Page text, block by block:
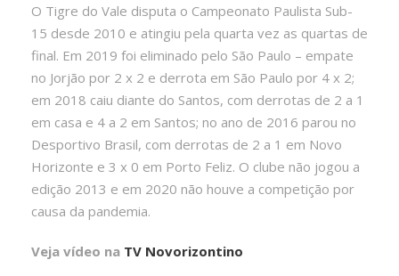
O Tigre do Vale disputa o Campeonato Paulista Sub-
15 desde 2010 e atingiu pela quarta vez as quartas de
final. Em 2019 foi eliminado pelo São Paulo – empate
no Jorjão por 2 x 2 e derrota em São Paulo por 4 x 2;
em 2018 caiu diante do Santos, com derrotas de 2 a 1
em casa e 4 a 2 em Santos; no ano de 2016 parou no
Desportivo Brasil, com derrotas de 2 a 1 em Novo
Horizonte e 3 x 0 em Porto Feliz. O clube não jogou a
edição 2013 e em 2020 não houve a competição por
causa da pandemia.
Veja vídeo na TV Novorizontino